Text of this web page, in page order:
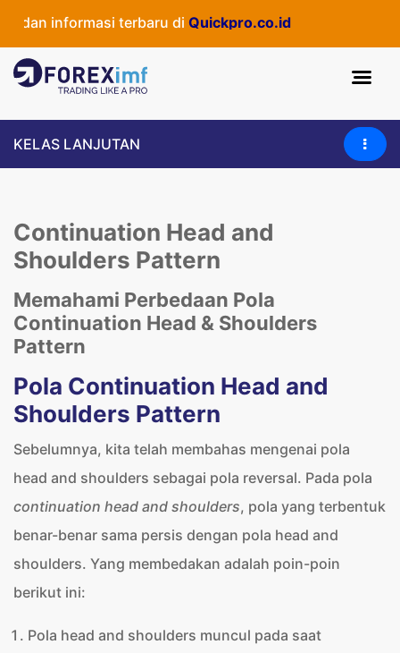
informasi terbaru diQuickpro.co.id
KELAS LANJUTAN
Continuation Head and
Shoulders Pattern
Memahami Perbedaan Pola
Continuation Head & Shoulders
Pattern
Pola Continuation Head and
Shoulders Pattern
Sebelumnya, kita telah membahas mengenai pola
head and shoulders sebagai pola reversal. Pada pola
continuation head and shoulders, pola yang terbentuk
benar-benar sama persis dengan pola head and
shoulders. Yang membedakan adalah poin-poin
berikut ini:
Pola head and shoulders muncul pada saat